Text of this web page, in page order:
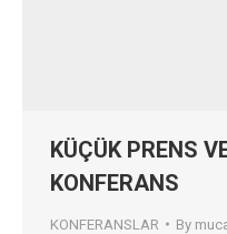
KÜÇÜK PRENS
KONFERANS
KONFERANSLAR By